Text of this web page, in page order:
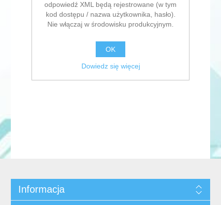
Informacja
odpowiedź XML będą rejestrowane (w tym
kod dostępu / nazwa użytkownika, hasło).
Nie włączaj w środowisku produkcyjnym.
OK
Dowiedz się więcej